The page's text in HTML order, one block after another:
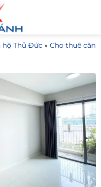
hộ Thủ Đức » Cho thuê căn